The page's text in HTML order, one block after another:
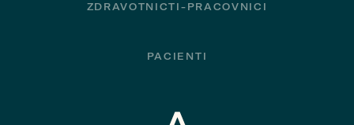
ZDRAVOTNICTI-PRACOVNICI
PACIENTI